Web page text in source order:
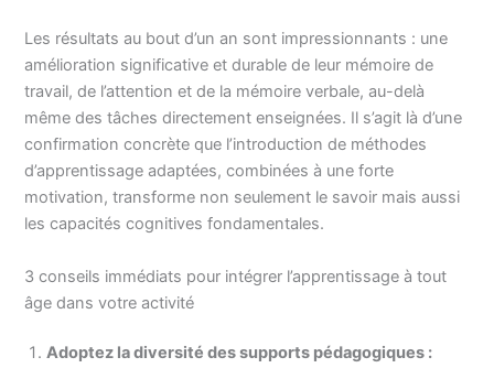
Les résultats au bout d’un an sont impressionnants : une
amélioration significative et durable de leur mémoire de
travail, de l’attention et de la mémoire verbale, au-delà
même des tâches directement enseignées. Il s’agit là d’une
confirmation concrète que l’introduction de méthodes
d’apprentissage adaptées, combinées à une forte
motivation, transforme non seulement le savoir mais aussi
les capacités cognitives fondamentales.
3 conseils immédiats pour intégrer l’apprentissage à tout
âge dans votre activité
Adoptez la diversité des supports pédagogiques :